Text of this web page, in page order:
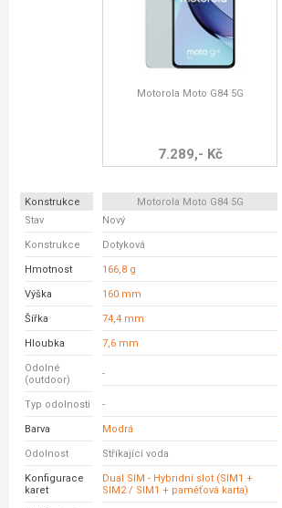
Motorola Moto G84 5G
7.289,- Kč
Konstrukce Motorola Moto G84 5G
Stav
Nový
Konstrukce Dotyková
Hmotnost 166,8 g
Výška 160 mm
Šířka 74,4 mm
Hloubka 7,6 mm
Odolné
(outdoor)
-
Typ odolnosti -
Barva Modrá
Odolnost Stříkající voda
Konfigurace
karet
Dual SIM - Hybridní slot (SIM1 +
SIM2 / SIM1 + paměťová karta)